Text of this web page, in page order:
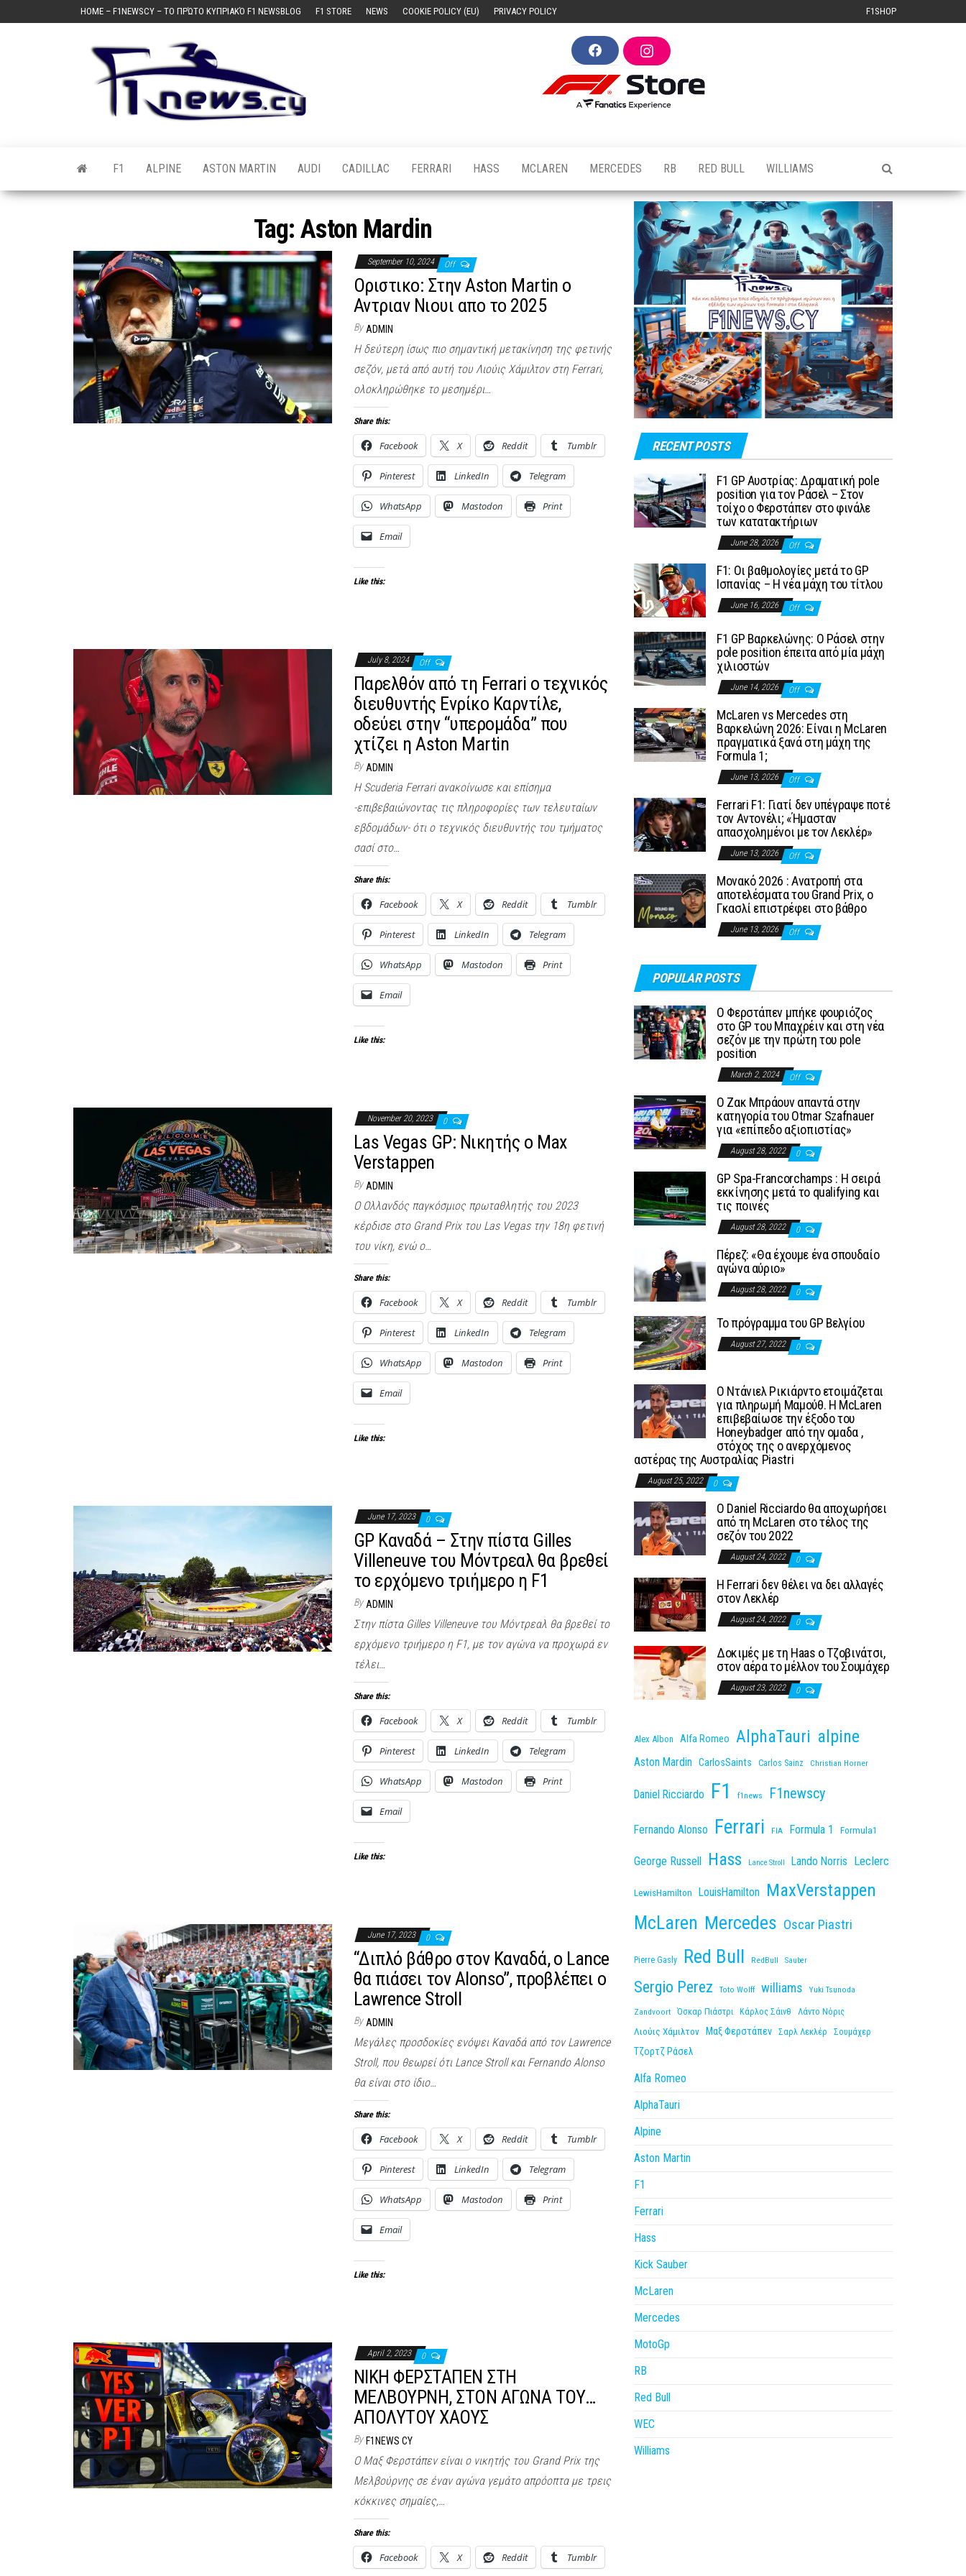
HOME – F1NEWSCY – ΤΟ ΠΡΏΤΟ ΚΥΠΡΙΑΚΌ F1 NEWSBLOG F1 STORE NEWS COOKIE POLICY (EU) PRIVACY POLICY F1SHOP
F
a
c
e
b
o
I
n
s
t
a
g
F1 ALPINE ASTON MARTIN AUDI CADILLAC FERRARI HASS MCLAREN MERCEDES RB RED BULL WILLIAMS
Tag:Aston Mardin
September 10, 2024 Off
Οριστικο: Στην Aston Martin ο
Αντριαν Νιουι απο το 2025
By ADMIN
Η δεύτερη ίσως πιο σημαντική μετακίνηση της φετινής
σεζόν, μετά από αυτή του Λιούις Χάμιλτον στη Ferrari,
ολοκληρώθηκε το μεσημέρι…
Share this:
Facebook X Reddit Tumblr
Pinterest LinkedIn Telegram
WhatsApp Mastodon Print
Email
Like this:
July 8, 2024 Off
Παρελθόν από τη Ferrari ο τεχνικός
διευθυντής Ενρίκο Καρντίλε,
οδεύει στην “υπερομάδα” που
χτίζει η Aston Martin
By ADMIN
Η Scuderia Ferrari ανακοίνωσε και επίσημα
-επιβεβαιώνοντας τις πληροφορίες των τελευταίων
εβδομάδων- ότι ο τεχνικός διευθυντής του τμήματος
σασί στο…
Share this:
Facebook X Reddit Tumblr
Pinterest LinkedIn Telegram
WhatsApp Mastodon Print
Email
Like this:
November 20, 2023 0
Las Vegas GP: Νικητής ο Max
Verstappen
By ADMIN
O Ολλανδός παγκόσμιος πρωταθλητής του 2023
κέρδισε στο Grand Prix του Las Vegas την 18η φετινή
του νίκη, ενώ ο…
Share this:
Facebook X Reddit Tumblr
Pinterest LinkedIn Telegram
WhatsApp Mastodon Print
Email
Like this:
June 17, 2023 0
GP Καναδά – Στην πίστα Gilles
Villeneuve του Μόντρεαλ θα βρεθεί
το ερχόμενο τριήμερο η F1
By ADMIN
Στην πίστα Gilles Villeneuve του Μόντρεαλ θα βρεθεί το
ερχόμενο τριήμερο η F1, με τον αγώνα να προχωρά εν
τέλει…
Share this:
Facebook X Reddit Tumblr
Pinterest LinkedIn Telegram
WhatsApp Mastodon Print
Email
Like this:
June 17, 2023 0
“Διπλό βάθρο στον Καναδά, ο Lance
θα πιάσει τον Alonso”, προβλέπει ο
Lawrence Stroll
By ADMIN
Μεγάλες προσδοκίες ενόψει Καναδά από τον Lawrence
Stroll, που θεωρεί ότι Lance Stroll και Fernando Alonso
θα είναι στο ίδιο…
Share this:
Facebook X Reddit Tumblr
Pinterest LinkedIn Telegram
WhatsApp Mastodon Print
Email
Like this:
April 2, 2023 0
ΝΙΚΗ ΦΕΡΣΤΑΠΕΝ ΣΤΗ
ΜΕΛΒΟΥΡΝΗ, ΣΤΟΝ ΑΓΩΝΑ ΤΟΥ…
ΑΠΟΛΥΤΟΥ ΧΑΟΥΣ
By F1NEWS CY
Ο Μαξ Φερστάπεν είναι ο νικητής του Grand Prix της
Μελβούρνης σε έναν αγώνα γεμάτο απρόοπτα με τρεις
κόκκινες σημαίες,…
Share this:
Facebook X Reddit Tumblr
RECENT POSTS
F1 GP Αυστρίας: Δραματική pole
position για τον Ράσελ – Στον
τοίχο ο Φερστάπεν στο φινάλε
των κατατακτήριων
June 28, 2026 Off
F1: Οι βαθμολογίες μετά το GP
Ισπανίας – Η νέα μάχη του τίτλου
June 16, 2026 Off
F1 GP Βαρκελώνης: Ο Ράσελ στην
pole position έπειτα από μία μάχη
χιλιοστών
June 14, 2026 Off
McLaren vs Mercedes στη
Βαρκελώνη 2026: Είναι η McLaren
πραγματικά ξανά στη μάχη της
Formula 1;
June 13, 2026 Off
Ferrari F1: Γιατί δεν υπέγραψε ποτέ
τον Αντονέλι; «Ήμασταν
απασχολημένοι με τον Λεκλέρ»
June 13, 2026 Off
Μονακό 2026 : Ανατροπή στα
αποτελέσματα του Grand Prix, ο
Γκασλί επιστρέφει στο βάθρο
June 13, 2026 Off
POPULAR POSTS
Ο Φερστάπεν μπήκε φουριόζος
στο GP του Μπαχρέιν και στη νέα
σεζόν με την πρώτη του pole
position
March 2, 2024 Off
Ο Ζακ Μπράουν απαντά στην
κατηγορία του Otmar Szafnauer
για «επίπεδο αξιοπιστίας»
August 28, 2022 0
GP Spa-Francorchamps : Η σειρά
εκκίνησης μετά το qualifying και
τις ποινές
August 28, 2022 0
Πέρεζ: «Θα έχουμε ένα σπουδαίο
αγώνα αύριο»
August 28, 2022 0
To πρόγραμμα του GP Βελγίου
August 27, 2022 0
Ο Ντάνιελ Ρικιάρντο ετοιμάζεται
για πληρωμή Μαμούθ. Η McLaren
επιβεβαίωσε την έξοδο του
Honeybadger από την ομαδα ,
στόχος της ο ανερχόμενος
αστέρας της Αυστραλίας Piastri
August 25, 2022 0
Ο Daniel Ricciardo θα αποχωρήσει
από τη McLaren στο τέλος της
σεζόν του 2022
August 24, 2022 0
H Ferrari δεν θέλει να δει αλλαγές
στον Λεκλέρ
August 24, 2022 0
Δοκιμές με τη Haas o Τζοβινάτσι,
στον αέρα το μέλλον του Σουμάχερ
August 23, 2022 0
Alex Albon Alfa Romeo AlphaTauri alpine
Aston Mardin CarlosSaints Carlos Sainz Christian Horner
Daniel Ricciardo F1 f1news F1newscy
Fernando Alonso Ferrari FIA Formula 1 Formula1
George Russell Hass Lance Stroll Lando Norris Leclerc
LewisHamilton LouisHamilton MaxVerstappen
McLaren Mercedes Oscar Piastri
Pierre Gasly Red Bull RedBull Sauber
Sergio Perez Toto Wolff williams Yuki Tsunoda
Zandvoort Όσκαρ Πιάστρι Κάρλος Σάινθ Λάντο Νόρις
Λιούις Χάμιλτον Μαξ Φερστάπεν Σαρλ Λεκλέρ Σουμάχερ
Τζορτζ Ράσελ
Alfa Romeo
AlphaTauri
Alpine
Aston Martin
F1
Ferrari
Hass
Kick Sauber
McLaren
Mercedes
MotoGp
RB
Red Bull
WEC
Williams